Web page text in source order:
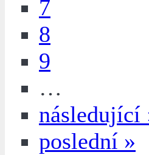
7
8
9
…
následující
poslední »